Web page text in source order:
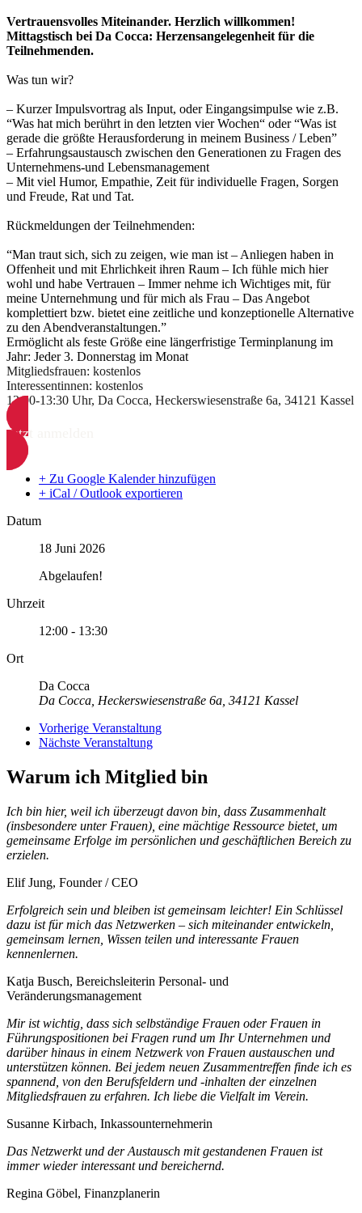
Vertrauensvolles Miteinander. Herzlich willkommen!
Mittagstisch bei Da Cocca: Herzensangelegenheit für die
Teilnehmenden.
Was tun wir?
– Kurzer Impulsvortrag als Input, oder Eingangsimpulse wie z.B.
“Was hat mich berührt in den letzten vier Wochen“ oder “Was ist
gerade die größte Herausforderung in meinem Business / Leben”
– Erfahrungsaustausch zwischen den Generationen zu Fragen des
Unternehmens-und Lebensmanagement
– Mit viel Humor, Empathie, Zeit für individuelle Fragen, Sorgen
und Freude, Rat und Tat.
Rückmeldungen der Teilnehmenden:
“Man traut sich, sich zu zeigen, wie man ist – Anliegen haben in
Offenheit und mit Ehrlichkeit ihren Raum – Ich fühle mich hier
wohl und habe Vertrauen – Immer nehme ich Wichtiges mit, für
meine Unternehmung und für mich als Frau – Das Angebot
komplettiert bzw. bietet eine zeitliche und konzeptionelle Alternative
zu den Abendveranstaltungen.”
Ermöglicht als feste Größe eine längerfristige Terminplanung im
Jahr: Jeder 3. Donnerstag im Monat
Mitgliedsfrauen: kostenlos
Interessentinnen: kostenlos
12:00-13:30 Uhr, Da Cocca, Heckerswiesenstraße 6a, 34121 Kassel
Jetzt anmelden
+ Zu Google Kalender hinzufügen
+ iCal / Outlook exportieren
Datum
18 Juni 2026
Abgelaufen!
Uhrzeit
12:00 - 13:30
Ort
Da Cocca
Da Cocca, Heckerswiesenstraße 6a, 34121 Kassel
Vorherige Veranstaltung
Nächste Veranstaltung
Warum ich Mitglied bin
Ich bin hier, weil ich überzeugt davon bin, dass Zusammenhalt
(insbesondere unter Frauen), eine mächtige Ressource bietet, um
gemeinsame Erfolge im persönlichen und geschäftlichen Bereich zu
erzielen.
Elif Jung, Founder / CEO
Erfolgreich sein und bleiben ist gemeinsam leichter! Ein Schlüssel
dazu ist für mich das Netzwerken – sich miteinander entwickeln,
gemeinsam lernen, Wissen teilen und interessante Frauen
kennenlernen.
Katja Busch, Bereichsleiterin Personal- und
Veränderungsmanagement
Mir ist wichtig, dass sich selbständige Frauen oder Frauen in
Führungspositionen bei Fragen rund um Ihr Unternehmen und
darüber hinaus in einem Netzwerk von Frauen austauschen und
unterstützen können. Bei jedem neuen Zusammentreffen finde ich es
spannend, von den Berufsfeldern und -inhalten der einzelnen
Mitgliedsfrauen zu erfahren. Ich liebe die Vielfalt im Verein.
Susanne Kirbach, Inkassounternehmerin
Das Netzwerkt und der Austausch mit gestandenen Frauen ist
immer wieder interessant und bereichernd.
Regina Göbel, Finanzplanerin